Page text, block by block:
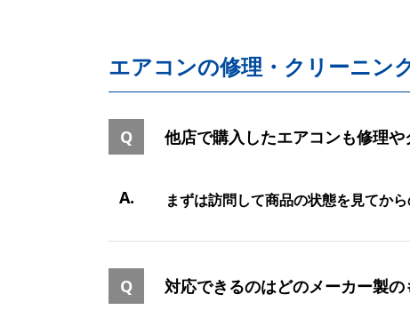
エアコンの修理・クリーニン
他店で購入したエアコンも修理
まずは訪問して商品の状態を見てか
対応できるのはどのメーカー製の